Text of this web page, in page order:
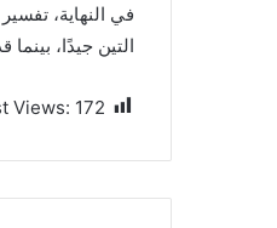
في النهاية،
التين جيدًا،
Views: 172